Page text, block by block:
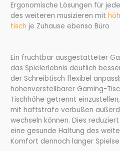
Ergonomische Lösungen für
des weiteren musizieren mit
tisch je Zuhause ebenso Büro
Ein fruchtbar ausgestatteter
das Spielerlebnis deutlich
der Schreibtisch flexibel
höhenverstellbarer Gaming-
Tischhöhe getrennt
mit haftstrafe verbüßen
wechseln können. Dies
eine gesunde Haltung des
Komfort dennoch langer